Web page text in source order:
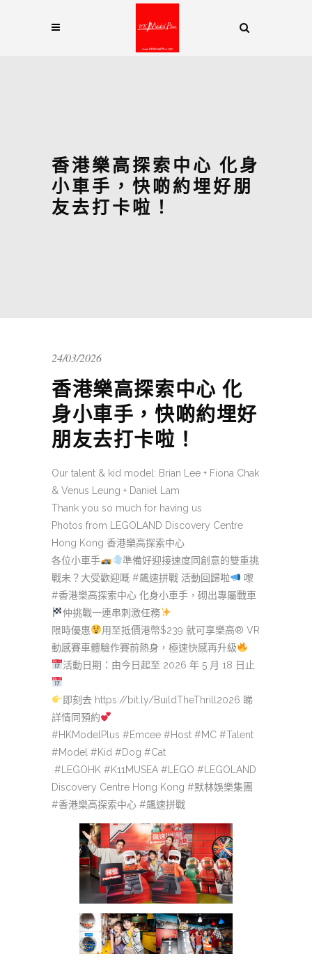
香港樂高探索中心 化身
小車手，快啲約埋好朋
友去打卡啦！
24/03/2026
香港樂高探索中心 化
身小車手，快啲約埋好
朋友去打卡啦！
Our talent & kid model: Brian Lee + Fiona Chak
& Venus Leung + Daniel Lam
Thank you so much for having us
Photos from LEGOLAND Discovery Centre
Hong Kong 香港樂高探索中心
各位小車手
準備好迎接速度同創意的雙重挑
戰未？大受歡迎嘅 #飆速拼戰 活動回歸啦
嚟
#香港樂高探索中心 化身小車手，砌出專屬戰車
仲挑戰一連串刺激任務
限時優惠
用至抵價港幣$239 就可享樂高® VR
動感賽車體驗作賽前熱身，極速快感再升級
活動日期：由今日起至 2026 年 5 月 18 日止
即刻去 https://bit.ly/BuildTheThrill2026 睇
詳情同預約
#HKModelPlus #Emcee #Host #MC #Talent
#Model #Kid #Dog #Cat
#LEGOHK #K11MUSEA #LEGO #LEGOLAND
Discovery Centre Hong Kong #默林娛樂集團
#香港樂高探索中心 #飆速拼戰